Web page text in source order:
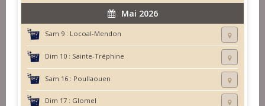
Mai 2026
Sam 9 : Locoal-Mendon
Dim 10 : Sainte-Tréphine
Sam 16 : Poullaouen
Dim 17 : Glomel